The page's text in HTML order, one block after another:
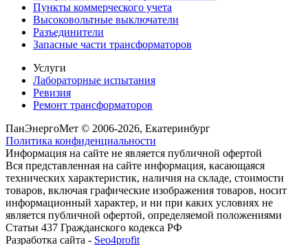
Пункты коммерческого учета
Высоковольтные выключатели
Разъединители
Запасные части трансформаторов
Услуги
Лабораторные испытания
Ревизия
Ремонт трансформаторов
ПанЭнергоМет © 2006-2026, Екатеринбург
Политика конфиденциальности
Информация на сайте не является публичной офертой
Вся представленная на сайте информация, касающаяся
технических характеристик, наличия на складе, стоимости
товаров, включая графические изображения товаров, носит
информационный характер, и ни при каких условиях не
является публичной офертой, определяемой положениями
Статьи 437 Гражданского кодекса РФ
Разработка сайта - Seo4profit